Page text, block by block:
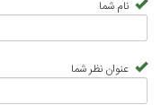
نام شما
عنوان نظر شما